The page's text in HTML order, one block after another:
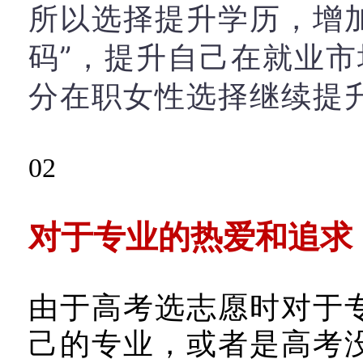
所以选择提升学历，增
码”，提升自己在就业
分在职女性选择继续提
02
对于专业的热爱和追求
由于高考选志愿时对于
己的专业，或者是高考